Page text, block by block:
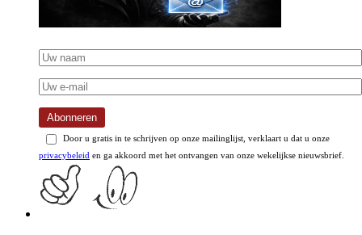
Abonneren
Door u gratis in te schrijven op onze mailinglijst, verklaart u dat u onze
privacybeleid en ga akkoord met het ontvangen van onze wekelijkse nieuwsbrief.